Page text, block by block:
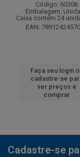
Código: 60306
Embalagem:
Caixa contém 24
EAN:
Faça seu login
cadastre-se
ver preços e
comprar
Cadastre-se